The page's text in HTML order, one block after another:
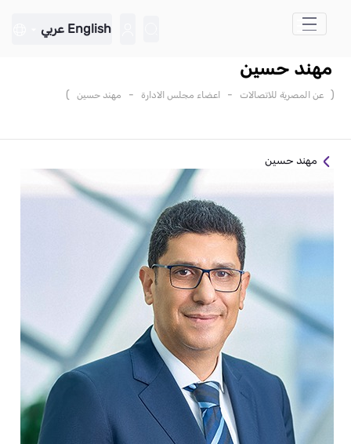
تخطي إلى المحتوى الرئيسي
English عربي
مهند حسين
( عن المصرية للاتصالات - اعضاء مجلس الادارة - مهند حسين )
مهند حسين